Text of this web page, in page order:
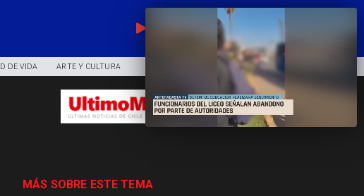
EN VIVO
DE VIDA ARTE Y CULTURA DEPORTES
MÁS SOBRE ESTE TEMA